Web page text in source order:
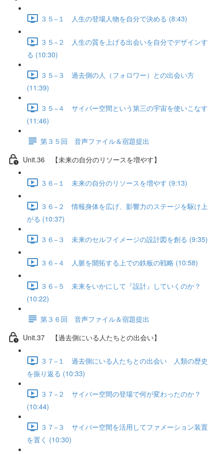
３５−１ 人生の登場人物を自分で決める (8:43)
３５−２ 人生の質を上げる出会いを自分でデザインす
る (10:30)
３５−３ 過去側の人（フォロワー）との出会い方
(11:39)
３５−４ サイバー空間という第三の宇宙を使いこなす
(11:46)
第３５回 音声ファイル＆宿題提出
Unit.36 【未来の自分のリソースを増やす】
３６−１ 未来の自分のリソースを増やす (9:13)
３６−２ 情報身体を広げ、影響力のステージを駆け上
がる (10:37)
３６−３ 未来のセルフイメージの設計図を創る (9:35)
３６−４ 人脈を開拓する上での鉄板の戦略 (10:58)
３６−５ 未来をいかにして『設計』していくのか？
(10:22)
第３６回 音声ファイル＆宿題提出
Unit.37 【過去側にいる人たちとの出会い】
３７−１ 過去側にいる人たちとの出会い 人類の歴史
を振り返る (10:33)
３７−２ サイバー空間の登場で何が変わったのか？
(10:44)
３７−３ サイバー空間を活用してファメーション装置
を置く (10:30)